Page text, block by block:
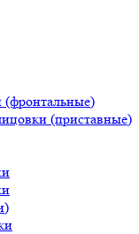
(приставные)